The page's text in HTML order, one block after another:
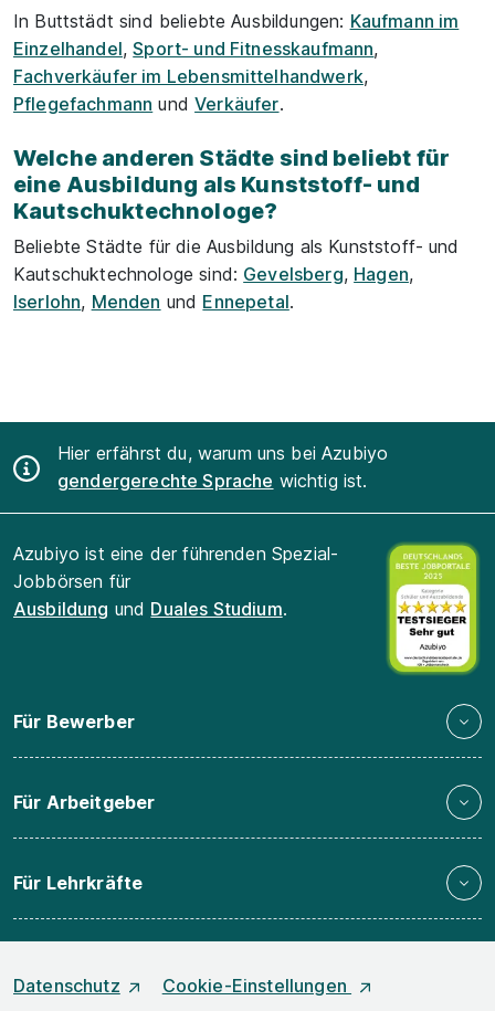
In Buttstädt sind beliebte Ausbildungen: Kaufmann im
Einzelhandel,Sport- und Fitnesskaufmann,
Fachverkäufer im Lebensmittelhandwerk,
Pflegefachmann undVerkäufer.
Welche anderen Städte sind beliebt für
eine Ausbildung als Kunststoff- und
Kautschuktechnologe?
Beliebte Städte für die Ausbildung als Kunststoff- und
Kautschuktechnologe sind: Gevelsberg, Hagen,
Iserlohn, Menden und Ennepetal.
Hier erfährst du, warum uns bei Azubiyo
gendergerechte Sprache wichtig ist.
Azubiyo ist eine der führenden Spezial-
Jobbörsen für
Ausbildung und Duales Studium.
Für Bewerber
Für Arbeitgeber
Für Lehrkräfte
Datenschutz Cookie-Einstellungen